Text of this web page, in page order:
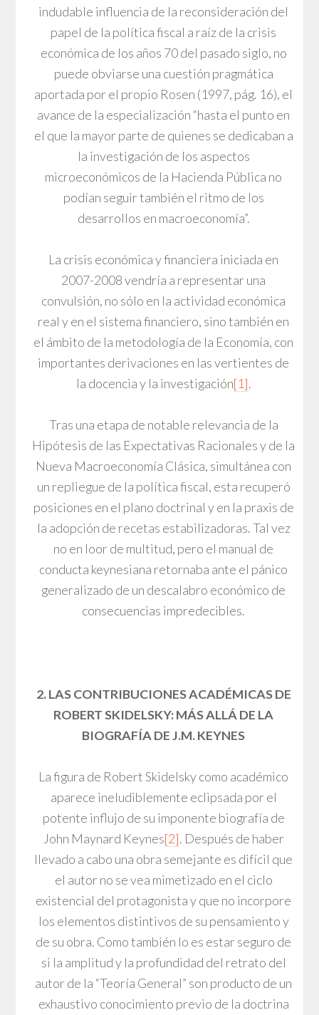
indudable influencia de la reconsideración del
papel de la política fiscal a raíz de la crisis
económica de los años 70 del pasado siglo, no
puede obviarse una cuestión pragmática
aportada por el propio Rosen (1997, pág. 16), el
avance de la especialización “hasta el punto en
el que la mayor parte de quienes se dedicaban a
la investigación de los aspectos
microeconómicos de la Hacienda Pública no
podían seguir también el ritmo de los
desarrollos en macroeconomía”.
La crisis económica y financiera iniciada en
2007-2008 vendría a representar una
convulsión, no sólo en la actividad económica
real y en el sistema financiero, sino también en
el ámbito de la metodología de la Economía, con
importantes derivaciones en las vertientes de
la docencia y la investigación[1].
Tras una etapa de notable relevancia de la
Hipótesis de las Expectativas Racionales y de la
Nueva Macroeconomía Clásica, simultánea con
un repliegue de la política fiscal, esta recuperó
posiciones en el plano doctrinal y en la praxis de
la adopción de recetas estabilizadoras. Tal vez
no en loor de multitud, pero el manual de
conducta keynesiana retornaba ante el pánico
generalizado de un descalabro económico de
consecuencias impredecibles.
2. LAS CONTRIBUCIONES ACADÉMICAS DE
ROBERT SKIDELSKY: MÁS ALLÁ DE LA
BIOGRAFÍA DE J.M. KEYNES
La figura de Robert Skidelsky como académico
aparece ineludiblemente eclipsada por el
potente influjo de su imponente biografía de
John Maynard Keynes[2]. Después de haber
llevado a cabo una obra semejante es difícil que
el autor no se vea mimetizado en el ciclo
existencial del protagonista y que no incorpore
los elementos distintivos de su pensamiento y
de su obra. Como también lo es estar seguro de
si la amplitud y la profundidad del retrato del
autor de la “Teoría General” son producto de un
exhaustivo conocimiento previo de la doctrina